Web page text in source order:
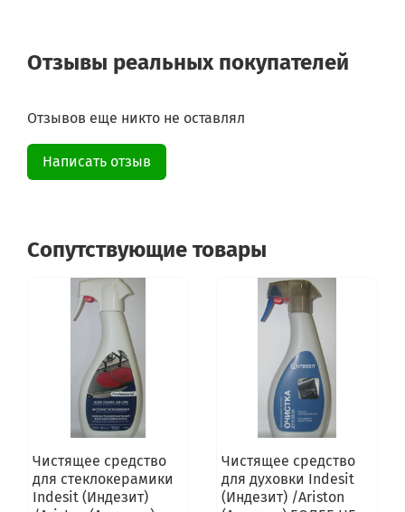
Отзывы реальных покупателей
Отзывов еще никто не оставлял
Написать отзыв
Сопутствующие товары
Чистящее средство
для стеклокерамики
Indesit (Индезит)
Чистящее средство
для духовки Indesit
(Индезит) /Ariston